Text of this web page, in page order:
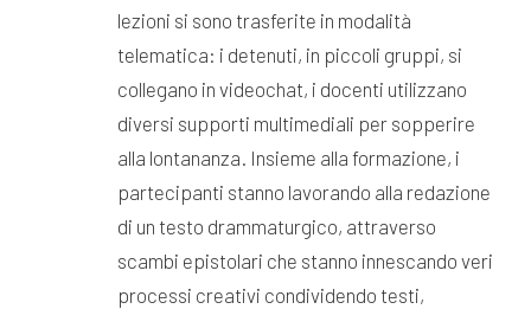
lezioni si sono trasferite in modalità
telematica: i detenuti, in piccoli gruppi, si
collegano in videochat, i docenti utilizzano
diversi supporti multimediali per sopperire
alla lontananza. Insieme alla formazione, i
partecipanti stanno lavorando alla redazione
di un testo drammaturgico, attraverso
scambi epistolari che stanno innescando veri
processi creativi condividendo testi,